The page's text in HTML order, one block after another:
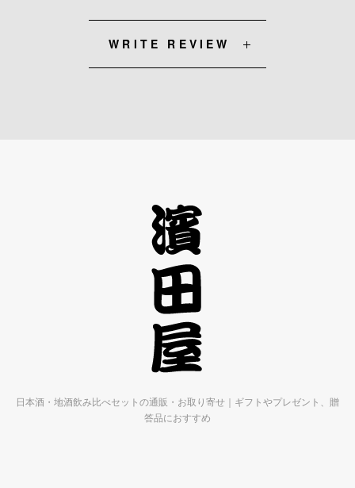
WRITE REVIEW
日本酒・地酒飲み比べセットの通販・お取り寄せ｜ギフトやプレゼント、贈
答品におすすめ